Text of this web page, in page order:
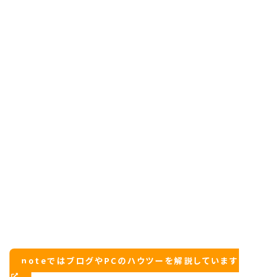
noteではブログやPCのハウツーを解説しています